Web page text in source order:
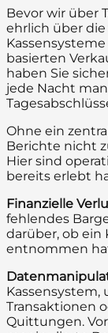
Bevor wir über
ehrlich über
basierten
haben Sie
jede Nacht
Ohne ein
Berichte nicht
Hier sind
bereits erlebt
Finanzielle
fehlendes
darüber, ob ein
entnommen
Transaktionen
Quittungen.